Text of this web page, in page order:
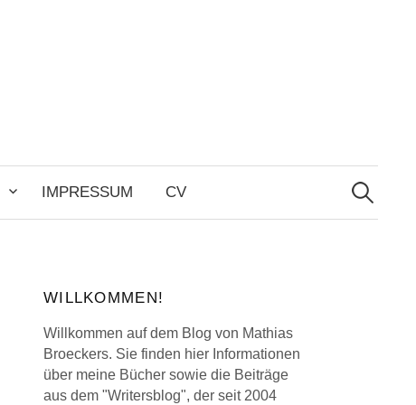
IMPRESSUM CV
Search
for:
WILLKOMMEN!
Willkommen auf dem Blog von Mathias
Broeckers. Sie finden hier Informationen
über meine Bücher sowie die Beiträge
aus dem "Writersblog", der seit 2004